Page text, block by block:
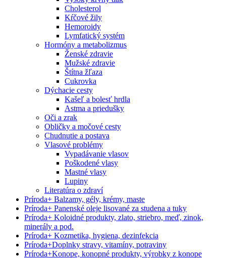
Cholesterol
Kŕčové žily
Hemoroidy
Lymfatický systém
Hormóny a metabolizmus
Ženské zdravie
Mužské zdravie
Štítna žľaza
Cukrovka
Dýchacie cesty
Kašeľ a bolesť hrdla
Astma a priedušky
Oči a zrak
Obličky a močové cesty
Chudnutie a postava
Vlasové problémy
Vypadávanie vlasov
Poškodené vlasy
Mastné vlasy
Lupiny
Literatúra o zdraví
Príroda+ Balzamy, gély, krémy, maste
Príroda+ Panenské oleje lisované za studena a tuky
Príroda+ Koloidné produkty, zlato, striebro, meď, zinok,
minerály a pod.
Príroda+ Kozmetika, hygiena, dezinfekcia
Príroda+Doplnky stravy, vitamíny, potraviny
Príroda+Konope, konopné produkty, výrobky z konope